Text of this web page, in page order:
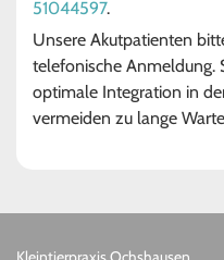
51044597.
Unsere Akutpatienten
telefonische Anmeldung.
optimale Integration in
vermeiden zu lange